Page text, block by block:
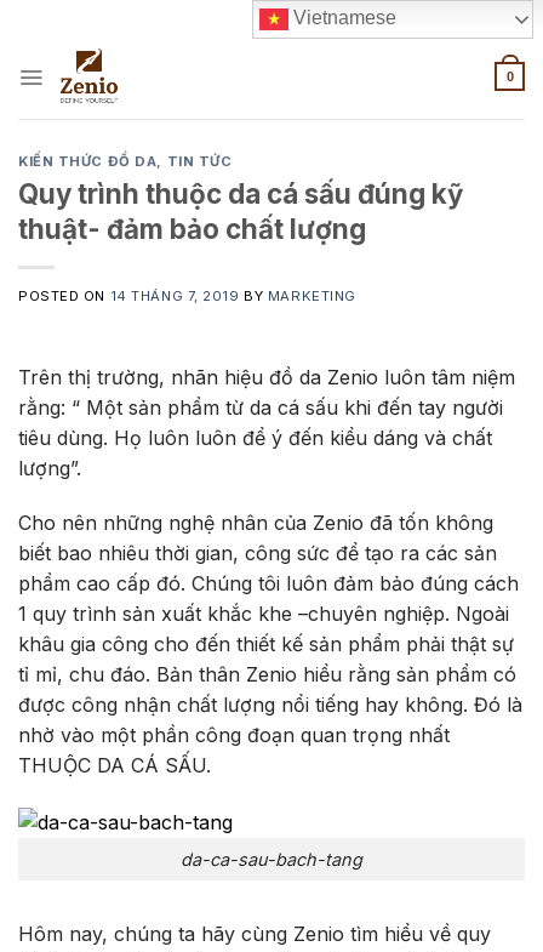
content
0
KIẾN THỨC ĐỒ DA, TIN TỨC
Quy trình thuộc da cá sấu đúng kỹ
thuật- đảm bảo chất lượng
POSTED ON 14 THÁNG 7, 2019 BY MARKETING
Trên thị trường, nhãn hiệu đồ da Zenio luôn tâm niệm
rằng: “ Một sản phẩm từ da cá sấu khi đến tay người
tiêu dùng. Họ luôn luôn để ý đến kiểu dáng và chất
lượng”.
Cho nên những nghệ nhân của Zenio đã tốn không
biết bao nhiêu thời gian, công sức để tạo ra các sản
phẩm cao cấp đó. Chúng tôi luôn đảm bảo đúng cách
1 quy trình sản xuất khắc khe –chuyên nghiệp. Ngoài
khâu gia công cho đến thiết kế sản phẩm phải thật sự
tỉ mỉ, chu đáo. Bản thân Zenio hiểu rằng sản phẩm có
được công nhận chất lượng nổi tiếng hay không. Đó là
nhờ vào một phần công đoạn quan trọng nhất
THUỘC DA CÁ SẤU.
da-ca-sau-bach-tang
Hôm nay, chúng ta hãy cùng Zenio tìm hiểu về quy
Vietnamese